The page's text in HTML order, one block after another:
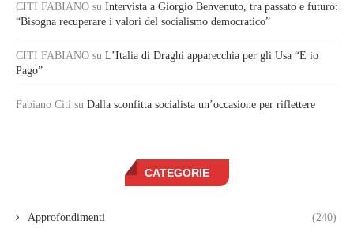
CITI FABIANO su Intervista a Giorgio Benvenuto, tra passato e futuro:
“Bisogna recuperare i valori del socialismo democratico”
CITI FABIANO su L’Italia di Draghi apparecchia per gli Usa “E io
Pago”
Fabiano Citi su Dalla sconfitta socialista un’occasione per riflettere
CATEGORIE
Approfondimenti (240)